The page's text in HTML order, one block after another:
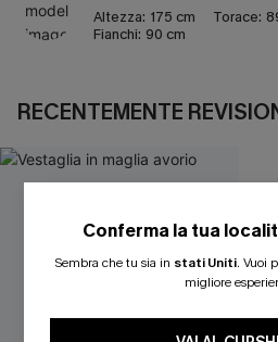
Altezza: 175 cm Torace:
Fianchi: 90 cm
RECENTEMENTE
Conferma la tua
Sembra che tu sia in stati Uniti. Vuoi
migliore